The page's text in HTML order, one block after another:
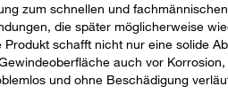
zum schnellen und
die später möglicherweise
schafft nicht nur eine solide
auch vor
und ohne Beschädigung